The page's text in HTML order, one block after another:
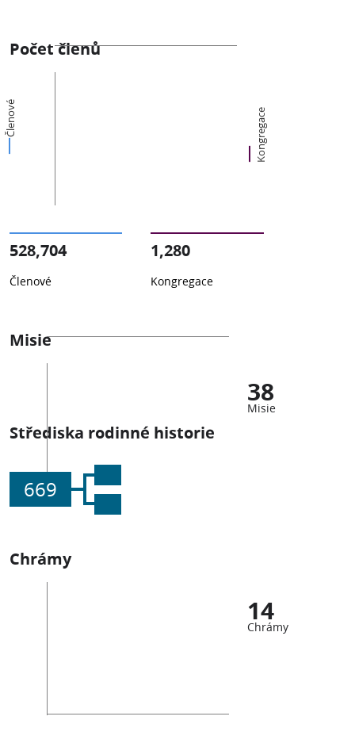
Počet členů
Členové Kongregace
528,704
Členové
1,280
Kongregace
Misie
38
Misie
Střediska rodinné historie
669
Chrámy
14
Chrámy